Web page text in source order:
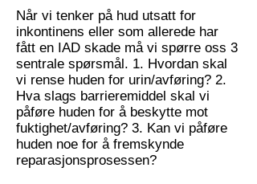
Når vi tenker på hud utsatt for
inkontinens eller som allerede har
fått en IAD skade må vi spørre oss 3
sentrale spørsmål. 1. Hvordan skal
vi rense huden for urin/avføring? 2.
Hva slags barrieremiddel skal vi
påføre huden for å beskytte mot
fuktighet/avføring? 3. Kan vi påføre
huden noe for å fremskynde
reparasjonsprosessen?